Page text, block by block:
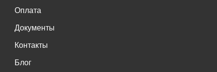
Оплата
Документы
Контакты
Блог